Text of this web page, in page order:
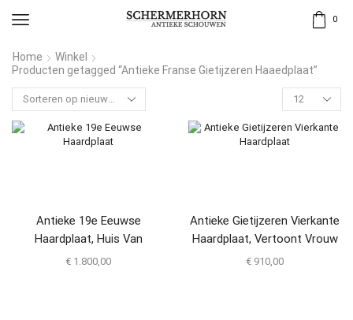
0
Home
Winkel
Producten getagged “Antieke Franse Gietijzeren Haaedplaat”
Antieke 19e Eeuwse
Haardplaat, Huis Van
Bourbon
€ 1.800,00
Antieke Gietijzeren Vierkante
Haardplaat, Vertoont Vrouw
Met Mand
€ 910,00